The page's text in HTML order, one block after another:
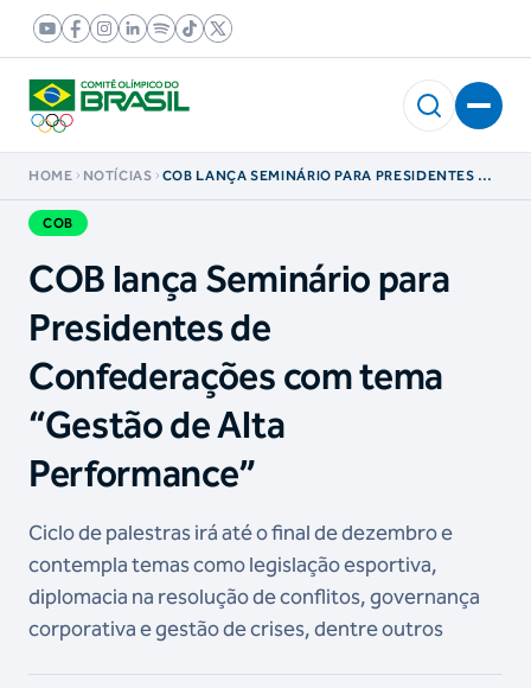
HOME NOTÍCIAS
COB LANÇA SEMINÁRIO PARA PRESIDENTES DE
COB
COB lança Seminário para
Presidentes de
Confederações com tema
“Gestão de Alta
Performance”
Ciclo de palestras irá até o final de dezembro e
contempla temas como legislação esportiva,
diplomacia na resolução de conflitos, governança
corporativa e gestão de crises, dentre outros